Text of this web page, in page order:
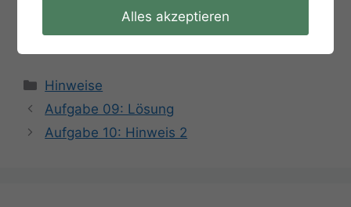
Kategorien
Hinweise
Aufgabe 09: Lösung
Aufgabe 10: Hinweis 2
Alles akzeptieren